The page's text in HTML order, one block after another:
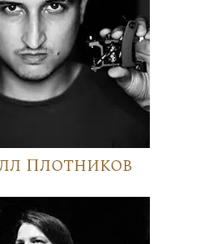
Плотников